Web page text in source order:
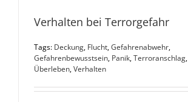
Verhalten bei Terrorgefahr
Tags: Deckung, Flucht,Gefahrenabwehr,
Gefahrenbewusstsein, Panik,Terroranschlag,
Überleben,Verhalten